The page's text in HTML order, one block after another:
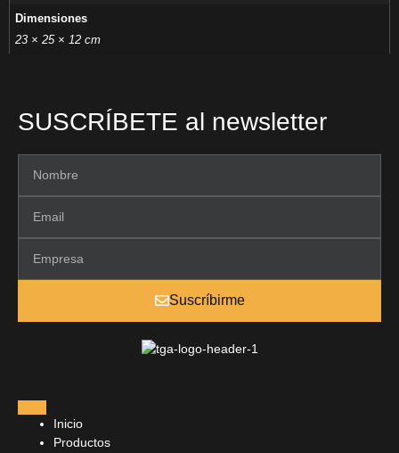
Dimensiones
23 × 25 × 12 cm
SUSCRÍBETE al newsletter
Suscríbirme
Inicio
Productos